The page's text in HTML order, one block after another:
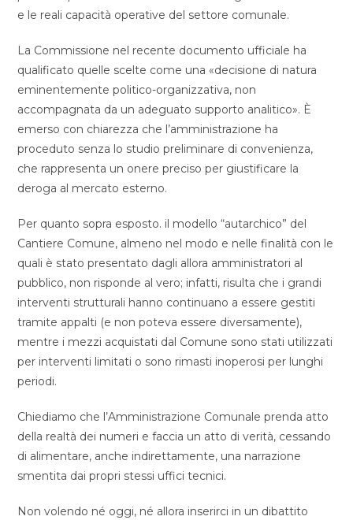
e le reali capacità operative del settore comunale.
La Commissione nel recente documento ufficiale ha
qualificato quelle scelte come una «decisione di natura
eminentemente politico-organizzativa, non
accompagnata da un adeguato supporto analitico». È
emerso con chiarezza che l’amministrazione ha
proceduto senza lo studio preliminare di convenienza,
che rappresenta un onere preciso per giustificare la
deroga al mercato esterno.
Per quanto sopra esposto. il modello “autarchico” del
Cantiere Comune, almeno nel modo e nelle finalità con le
quali è stato presentato dagli allora amministratori al
pubblico, non risponde al vero; infatti, risulta che i grandi
interventi strutturali hanno continuano a essere gestiti
tramite appalti (e non poteva essere diversamente),
mentre i mezzi acquistati dal Comune sono stati utilizzati
per interventi limitati o sono rimasti inoperosi per lunghi
periodi.
Chiediamo che l’Amministrazione Comunale prenda atto
della realtà dei numeri e faccia un atto di verità, cessando
di alimentare, anche indirettamente, una narrazione
smentita dai propri stessi uffici tecnici.
Non volendo né oggi, né allora inserirci in un dibattito